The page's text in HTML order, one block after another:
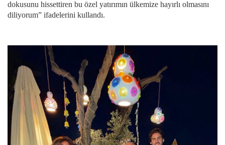
dokusunu hissettiren bu özel yatırımın ülkemize hayırlı olmasını
diliyorum” ifadelerini kullandı.